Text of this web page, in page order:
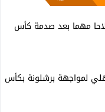
مهما بعد صدمة كأس
لمواجهة برشلونة بكأس